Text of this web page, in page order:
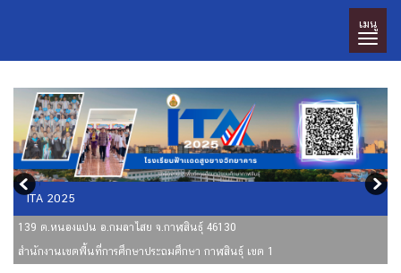
เมนู
ITA 2025
139 ต.หนองแปน อ.กมลาไสย จ.กาฬสินธุ์ 46130
สำนักงานเขตพื้นที่การศึกษาประถมศึกษา กาฬสินธุ์ เขต 1